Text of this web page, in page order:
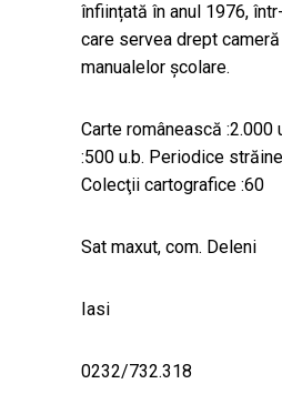
înființată în anul 1976,
care servea drept
manualelor școlare.
Carte românească :2.000
:500 u.b. Periodice
Colecţii cartografice :60
Sat maxut, com. Deleni
Iasi
0232/732.318